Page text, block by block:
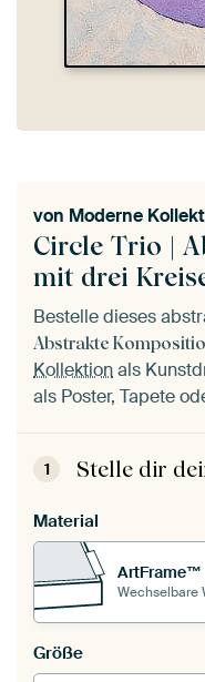
Circle Trio |
mit drei
von Moderne
Bestelle dieses
Abstrakte
Kollektionals
als Poster, Tapete
1 Stelle dir
Material
ArtFrame™
Wechselbare
Größe